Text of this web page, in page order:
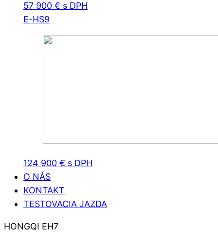
57 900 € s DPH
E-HS9
124 900 € s DPH
O NÁS
KONTAKT
TESTOVACIA JAZDA
HONGQI EH7